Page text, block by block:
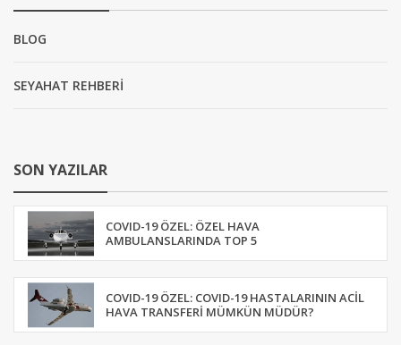
BLOG
SEYAHAT REHBERİ
SON YAZILAR
COVID-19 ÖZEL: ÖZEL HAVA
AMBULANSLARINDA TOP 5
COVID-19 ÖZEL: COVID-19 HASTALARININ ACIL
HAVA TRANSFERI MÜMKÜN MÜDÜR?